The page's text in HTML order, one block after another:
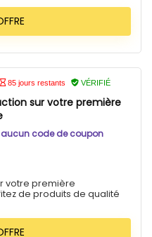
85 jours restants VÉRIFIÉ
sur votre première
aucun code de coupon
votre première
de produits de qualité